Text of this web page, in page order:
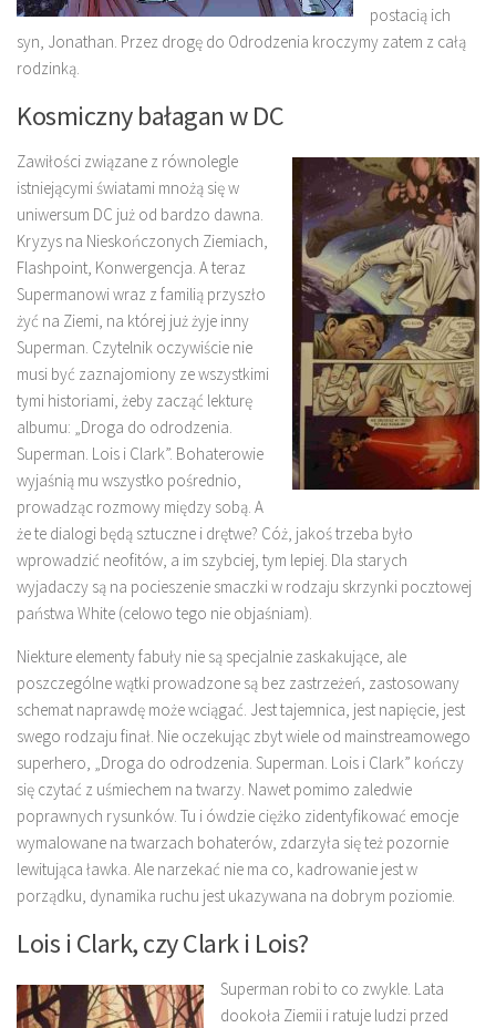
postacią ich
syn, Jonathan. Przez drogę do Odrodzenia kroczymy zatem z całą
rodzinką.
Kosmiczny bałagan w DC
Zawiłości związane z równolegle
istniejącymi światami mnożą się w
uniwersum DC już od bardzo dawna.
Kryzys na Nieskończonych Ziemiach,
Flashpoint, Konwergencja. A teraz
Supermanowi wraz z familią przyszło
żyć na Ziemi, na której już żyje inny
Superman. Czytelnik oczywiście nie
musi być zaznajomiony ze wszystkimi
tymi historiami, żeby zacząć lekturę
albumu: „Droga do odrodzenia.
Superman. Lois i Clark”. Bohaterowie
wyjaśnią mu wszystko pośrednio,
prowadząc rozmowy między sobą. A
że te dialogi będą sztuczne i drętwe? Cóż, jakoś trzeba było
wprowadzić neofitów, a im szybciej, tym lepiej. Dla starych
wyjadaczy są na pocieszenie smaczki w rodzaju skrzynki pocztowej
państwa White (celowo tego nie objaśniam).
Niekture elementy fabuły nie są specjalnie zaskakujące, ale
poszczególne wątki prowadzone są bez zastrzeżeń, zastosowany
schemat naprawdę może wciągać. Jest tajemnica, jest napięcie, jest
swego rodzaju finał. Nie oczekując zbyt wiele od mainstreamowego
superhero, „Droga do odrodzenia. Superman. Lois i Clark” kończy
się czytać z uśmiechem na twarzy. Nawet pomimo zaledwie
poprawnych rysunków. Tu i ówdzie ciężko zidentyfikować emocje
wymalowane na twarzach bohaterów, zdarzyła się też pozornie
lewitująca ławka. Ale narzekać nie ma co, kadrowanie jest w
porządku, dynamika ruchu jest ukazywana na dobrym poziomie.
Lois i Clark, czy Clark i Lois?
Superman robi to co zwykle. Lata
dookoła Ziemii i ratuje ludzi przed